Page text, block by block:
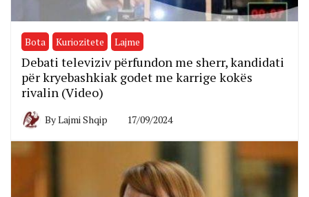
Bota Kuriozitete Lajme
Debati televiziv përfundon me sherr, kandidati
për kryebashkiak godet me karrige kokës
rivalin (Video)
ByLajmi Shqip 17/09/2024